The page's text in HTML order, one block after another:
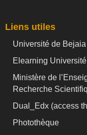
Liens utiles
Université de Bejaia
Elearning
Ministère de
Recherche
Dual_Edx (access
Photothèque